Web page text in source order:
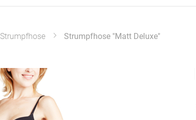
Strumpfhose Strumpfhose "Matt Deluxe"